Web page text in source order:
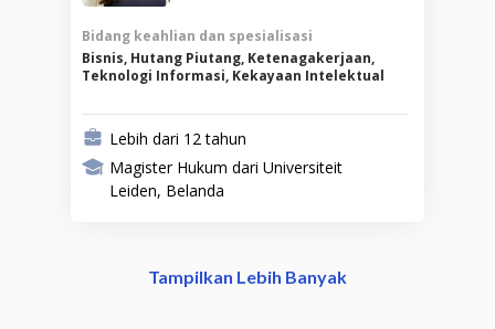
Bidang keahlian dan spesialisasi
Bisnis, Hutang Piutang, Ketenagakerjaan,
Teknologi Informasi, Kekayaan Intelektual
Lebih dari 12 tahun
Magister Hukum dari Universiteit
Leiden, Belanda
Tampilkan Lebih Banyak